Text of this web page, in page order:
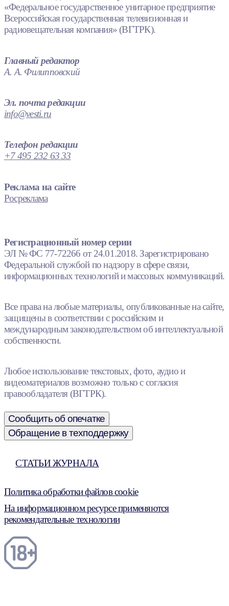
«Федеральное государственное унитарное предприятие
Всероссийская государственная телевизионная и
радиовещательная компания» (ВГТРК).
Главный редактор
А. А. Филипповский
Эл. почта редакции
info@vesti.ru
Телефон редакции
+7 495 232 63 33
Реклама на сайте
Росреклама
Регистрационный номер серии
ЭЛ № ФС 77-72266 от 24.01.2018. Зарегистрировано
Федеральной службой по надзору в сфере связи,
информационных технологий и массовых коммуникаций.
Все права на любые материалы, опубликованные на сайте,
защищены в соответствии с российским и
международным законодательством об интеллектуальной
собственности.
Любое использование текстовых, фото, аудио и
видеоматериалов возможно только с согласия
правообладателя (ВГТРК).
Сообщить об опечатке
Обращение в техподдержку
СТАТЬИ ЖУРНАЛА
Политика обработки файлов cookie
На информационном ресурсе применяются
рекомендательные технологии